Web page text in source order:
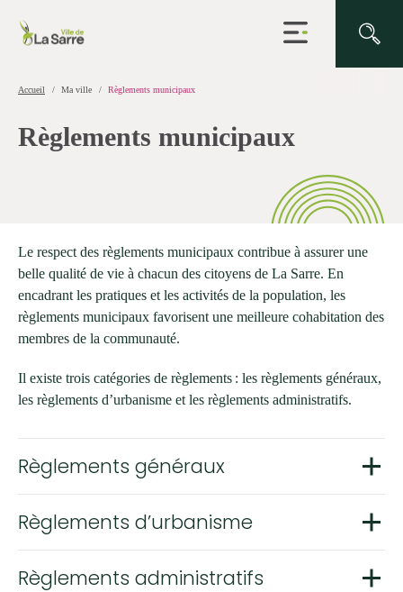
Ouvrir
la
Accueil Ma ville Règlements municipaux
Règlements municipaux
Le respect des règlements municipaux contribue à assurer une
belle qualité de vie à chacun des citoyens de La Sarre. En
encadrant les pratiques et les activités de la population, les
règlements municipaux favorisent une meilleure cohabitation des
membres de la communauté.
Il existe trois catégories de règlements : les règlements généraux,
les règlements d’urbanisme et les règlements administratifs.
Règlements généraux
Règlements d’urbanisme
Règlements administratifs